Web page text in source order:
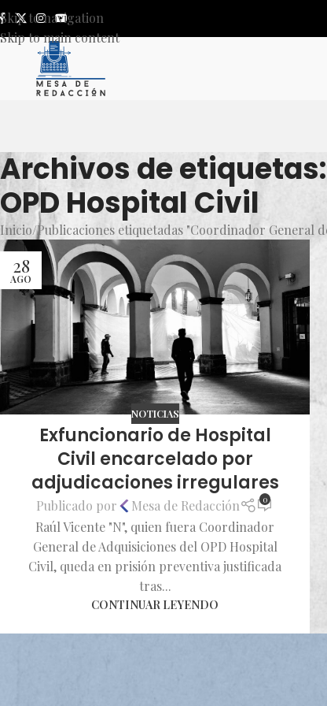
Skip to navigation
Skip to main content
Archivos de
OPD Hospital Civil
Inicio Publicaciones etiquetadas "Coordinador General
28
AGO
NOTICIAS
Exfuncionario de Hospital
Civil encarcelado por
adjudicaciones irregulares
Publicado por Mesa de Redacción 0
Raúl Vicente "N", quien fuera Coordinador
General de Adquisiciones del OPD Hospital
Civil, queda en prisión preventiva justificada
tras...
CONTINUAR LEYENDO